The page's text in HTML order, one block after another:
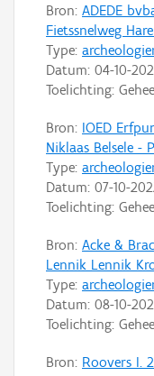
Bron: ADEDE
Fietssnelweg
Type:
Datum: 04-10-
Toelichting:
Bron: IOED
Niklaas Belsele -
Type:
Datum: 07-10-
Toelichting:
Bron: Acke &
Lennik Lennik
Type:
Datum: 08-10-
Toelichting:
Bron: Roovers I.